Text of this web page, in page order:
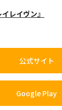
レイヴン』
公式サイト
Google Play